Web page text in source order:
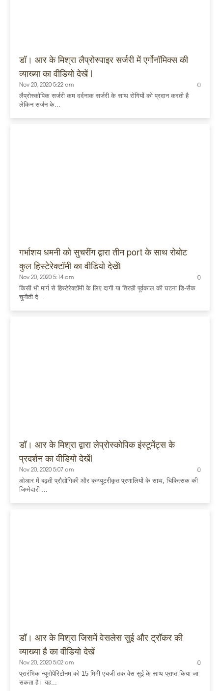
डॉ। आर के मिश्रा लैप्रोस्पाइर सर्जरी में एर्गोनॉमिक्स की
व्याख्या का वीडियो देखें l
Nov 20, 2020 5:22 am 0
लैप्रोस्कोपिक सर्जरी कम दर्दनाक सर्जरी के साथ रोगियों को प्रदान करती है
लेकिन सर्जन के...
गर्भाशय धमनी को सुचरींग द्वारा तीन port के साथ रोबोट
कुल हिस्टेरेक्टॉमी का वीडियो देखेंl
Nov 20, 2020 5:14 am 0
किसी भी मार्ग से हिस्टेरेक्टॉमी के लिए दागी या तिरछी पूर्वकाल की घटना डि-सैक
चुनौती दे...
डॉ। आर के मिश्रा द्वारा लेप्रोस्कोपिक इंस्टूमेंट्स के
प्रदर्शन का वीडियो देखेंl
Nov 20, 2020 5:07 am 0
ओआर में बढ़ती प्रौद्योगिकी और कम्प्यूटरीकृत प्रणालियों के साथ, चिकित्सक की
जिम्मेदारी ...
डॉ। आर के मिश्रा जिसमें वेसलेस सुई और ट्रॉकर की
व्याख्या है का वीडियो देखें
Nov 20, 2020 5:02 am 0
प्रारंभिक न्यूमोपेरिटोनम को 15 मिमी एचजी तक वेस सुई के साथ प्राप्त किया जा
सकता है। यह...